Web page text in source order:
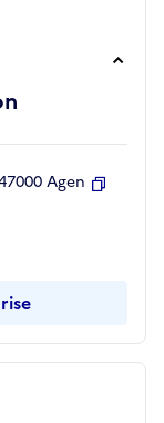
Agen